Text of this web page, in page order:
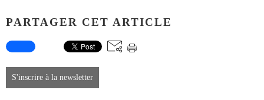
PARTAGER CET ARTICLE
S'inscrire à la newsletter